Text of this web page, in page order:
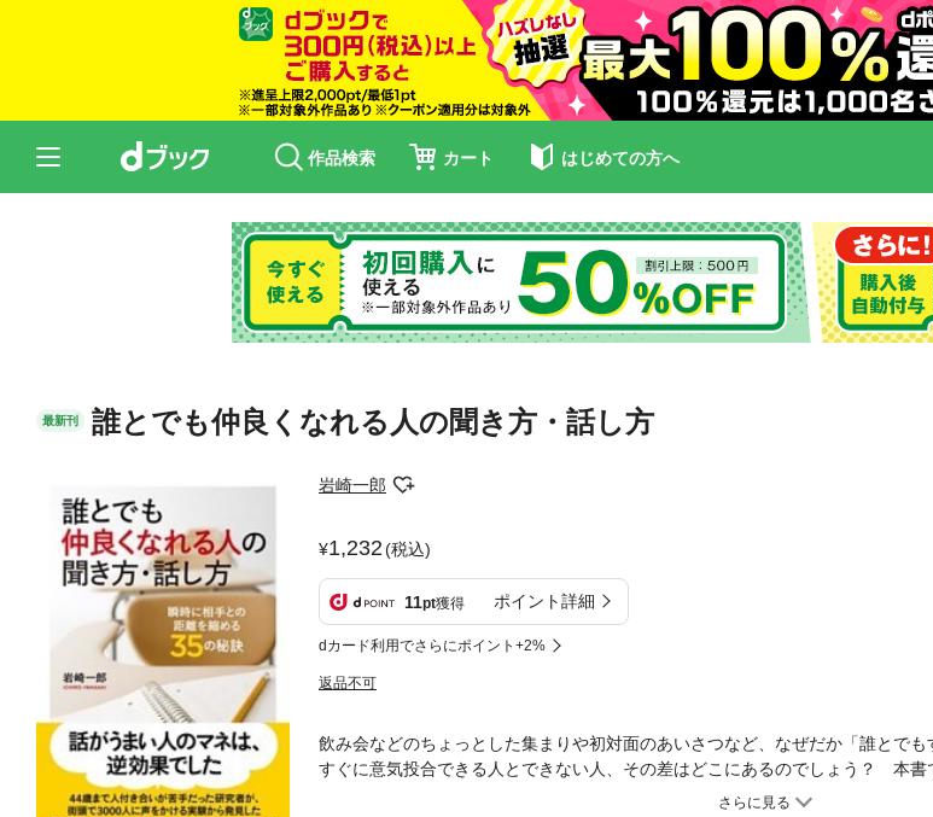
作品検索 カート はじめての方へ
最新刊 誰とでも仲良くなれる人の聞き方・話し方
岩崎一郎
1,232(税込)
11pt獲得 ポイント詳細
dカード利用でさらにポイント+2%
返品不可
飲み会などのちょっとした集まりや初対面のあいさつなど、なぜだか「誰とでも
すぐに意気投合できる人とできない人、その差はどこにあるのでしょう？ 本書
った元大学教授の著者が、徹底的な調査と実践で編み出した「人と気さくに接す